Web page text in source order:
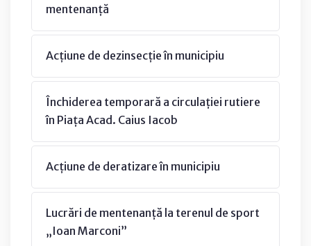
mentenanță
Acțiune de dezinsecție în municipiu
Închiderea temporară a circulației rutiere
în Piața Acad. Caius Iacob
Acțiune de deratizare în municipiu
Lucrări de mentenanță la terenul de sport
„Ioan Marconi”